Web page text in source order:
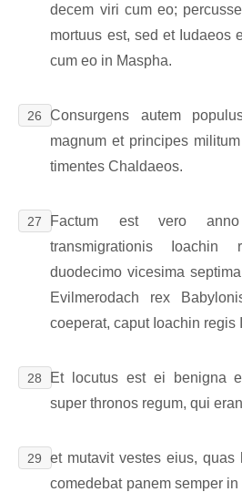
decem viri cum eo;
mortuus est, sed et Iudaeos
cum eo in Maspha.
26
Consurgens autem
magnum et principes
timentes Chaldaeos.
27
Factum est vero anno
transmigrationis Ioachin
duodecimo vicesima
Evilmerodach rex
coeperat, caput Ioachin regis
28
Et locutus est ei benigna
super thronos regum, qui
29
et mutavit vestes eius, quas
comedebat panem semper